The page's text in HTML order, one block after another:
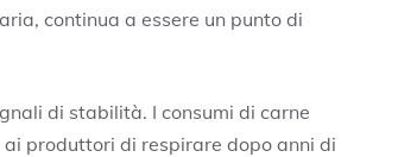
continua a essere un punto di
di stabilità. I consumi di carne
produttori di respirare dopo anni di